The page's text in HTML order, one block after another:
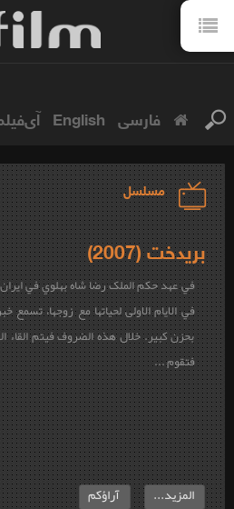
فارسی English
مسلسل
بريدخت (2007)
في عهد حکم الملک رضا شاه بهلوي في
في الایام الاولی لحیاتها مع زوجها،
بحزن کبیر. خلال هذه الضروف فیتم القاء
فتقوم ...
المزيد... آراؤكم